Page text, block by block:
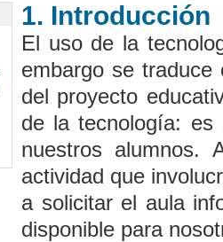
1. Introducción
El uso de la
embargo se traduce
del proyecto
de la tecnología:
nuestros alumnos.
actividad que
a solicitar el aula
disponible para